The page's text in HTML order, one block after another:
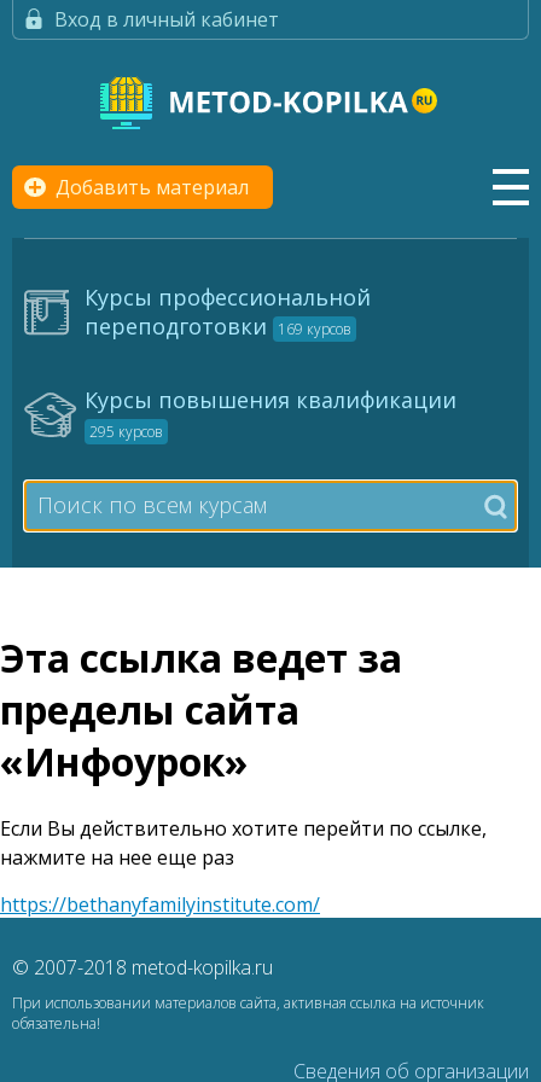
Вход в личный кабинет
Добавить материал
Курсы профессиональной
переподготовки
169 курсов
Курсы повышения квалификации
295 курсов
Эта ссылка ведет за
пределы сайта
«Инфоурок»
Если Вы действительно хотите перейти по ссылке,
нажмите на нее еще раз
https://bethanyfamilyinstitute.com/
© 2007-2018 metod-kopilka.ru
При использовании материалов сайта, активная ссылка на источник
обязательна!
Сведения об организации